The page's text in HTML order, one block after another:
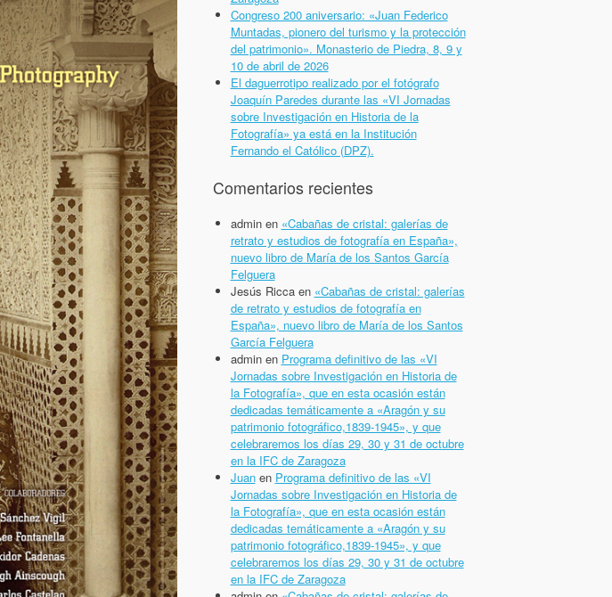
Congreso 200 aniversario: «Juan Federico
Muntadas, pionero del turismo y la protección
del patrimonio». Monasterio de Piedra, 8, 9 y
10 de abril de 2026
El daguerrotipo realizado por el fotógrafo
Joaquín Paredes durante las «VI Jornadas
sobre Investigación en Historia de la
Fotografía» ya está en la Institución
Fernando el Católico (DPZ).
Comentarios recientes
adminen «Cabañas de cristal: galerías de
retrato y estudios de fotografía en España»,
nuevo libro de María de los Santos García
Felguera
Jesús Riccaen «Cabañas de cristal: galerías
de retrato y estudios de fotografía en
España», nuevo libro de María de los Santos
García Felguera
adminen Programa definitivo de las «VI
Jornadas sobre Investigación en Historia de
la Fotografía», que en esta ocasión están
dedicadas temáticamente a «Aragón y su
patrimonio fotográfico,1839-1945», y que
celebraremos los días 29, 30 y 31 de octubre
en la IFC de Zaragoza
Juanen Programa definitivo de las «VI
Jornadas sobre Investigación en Historia de
la Fotografía», que en esta ocasión están
dedicadas temáticamente a «Aragón y su
patrimonio fotográfico,1839-1945», y que
celebraremos los días 29, 30 y 31 de octubre
en la IFC de Zaragoza